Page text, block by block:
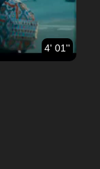
4' 01''